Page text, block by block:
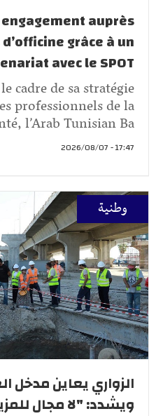
engagement auprès
grâce à un
avec le SPOT
cadre de sa stratégie
professionnels de la
l’Arab Tunisian Ba
17:47 - 2026/08/07
وطنية
الزواري يعاين مدخل
ويشدد: "لا مجال